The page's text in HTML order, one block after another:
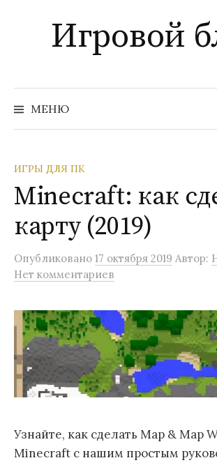
содержимому
Игровой
МЕНЮ
ИГРЫ ДЛЯ ПК
Minecraft: как
карту (2019)
Опубликовано 17 октября 2019 Автор:
Нет комментариев
Узнайте, как сделать Map & Map
Minecraft с нашим простым